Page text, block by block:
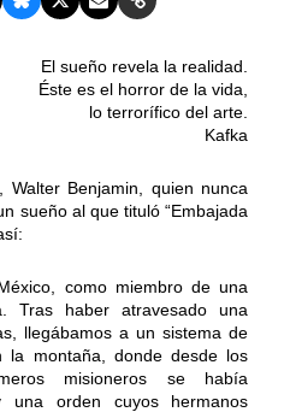
El sueño revela la realidad.
Éste es el horror de la vida,
lo terrorífico del arte.
Kafka
Walter Benjamin, quien nunca
sueño al que tituló “Embajada
como miembro de una
Tras haber atravesado una
llegábamos a un sistema de
la montaña, donde desde los
misioneros se había
una orden cuyos hermanos